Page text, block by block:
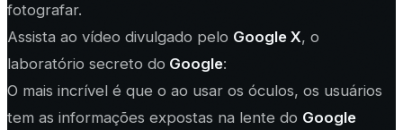
fotografar.
Assista ao vídeo divulgado pelo Google X, o
laboratório secreto do Google:
O mais incrível é que o ao usar os óculos, os usuários
tem as informações expostas na lente do Google